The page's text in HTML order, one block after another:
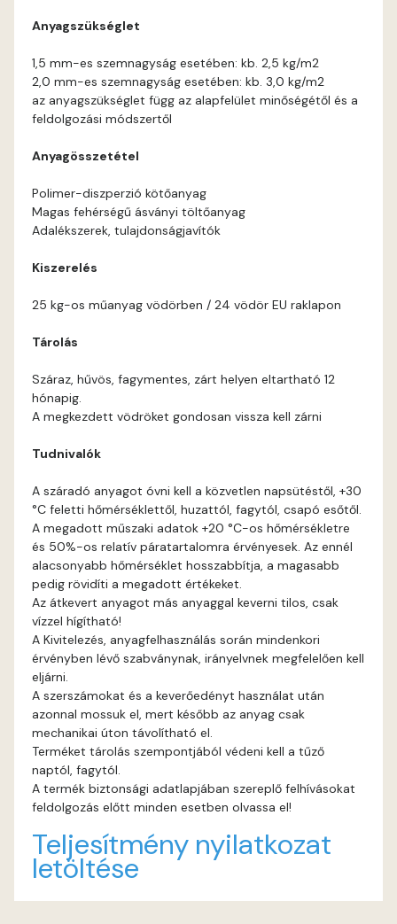
Cotto C
Date-brown C
Egyptian orange D
Fir D
Gecco-green E
Gold-yellow D
Gold-yellow E
Graphit D
Anyagszükséglet
1,5 mm-es szemnagyság esetében: kb. 2,5 kg/m2
2,0 mm-es szemnagyság esetében: kb. 3,0 kg/m2
az anyagszükséglet függ az alapfelület minőségétől és a
feldolgozási módszertől
Anyagösszetétel
Polimer-diszperzió kötőanyag
Magas fehérségű ásványi töltőanyag
Adalékszerek, tulajdonságjavítók
Kiszerelés
25 kg-os műanyag vödörben / 24 vödör EU raklapon
Tárolás
Száraz, hűvös, fagymentes, zárt helyen eltartható 12
hónapig.
A megkezdett vödröket gondosan vissza kell zárni
Tudnivalók
A száradó anyagot óvni kell a közvetlen napsütéstől, +30
°C feletti hőmérséklettől, huzattól, fagytól, csapó esőtől.
A megadott műszaki adatok +20 °C-os hőmérsékletre
és 50%-os relatív páratartalomra érvényesek. Az ennél
alacsonyabb hőmérséklet hosszabbítja, a magasabb
pedig rövidíti a megadott értékeket.
Az átkevert anyagot más anyaggal keverni tilos, csak
vízzel hígítható!
A Kivitelezés, anyagfelhasználás során mindenkori
érvényben lévő szabványnak, irányelvnek megfelelően kell
eljárni.
A szerszámokat és a keverőedényt használat után
azonnal mossuk el, mert később az anyag csak
mechanikai úton távolítható el.
Terméket tárolás szempontjából védeni kell a tűző
naptól, fagytól.
A termék biztonsági adatlapjában szereplő felhívásokat
feldolgozás előtt minden esetben olvassa el!
Teljesítmény nyilatkozat
letöltése